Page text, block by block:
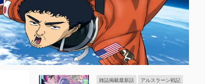
雑誌掲載最新話 アルスラーン戦記